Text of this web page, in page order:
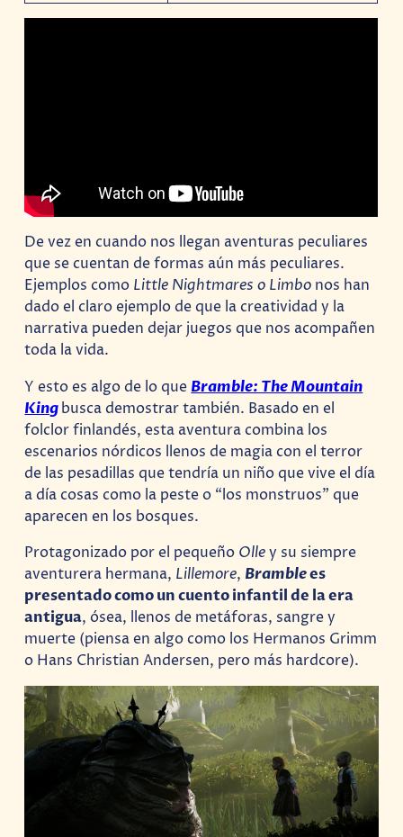
De vez en cuando nos llegan aventuras peculiares
que se cuentan de formas aún más peculiares.
Ejemplos como Little Nightmares o Limbo nos han
dado el claro ejemplo de que la creatividad y la
narrativa pueden dejar juegos que nos acompañen
toda la vida.
Y esto es algo de lo que Bramble: The Mountain
Kingbusca demostrar también. Basado en el
folclor finlandés, esta aventura combina los
escenarios nórdicos llenos de magia con el terror
de las pesadillas que tendría un niño que vive el día
a día cosas como la peste o “los monstruos” que
aparecen en los bosques.
Protagonizado por el pequeño Olley su siempre
aventurera hermana, Lillemore, Bramblees
presentado como un cuento infantil de la era
antigua, ósea, llenos de metáforas, sangre y
muerte (piensa en algo como los Hermanos Grimm
o Hans Christian Andersen, pero más hardcore).